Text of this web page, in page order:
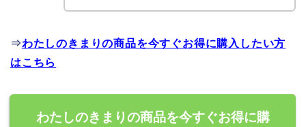
⇒わたしのきまりの商品を今すぐお得に購入したい方
はこちら
わたしのきまりの商品を今すぐお得に購